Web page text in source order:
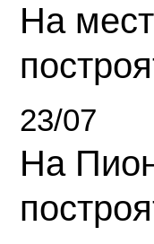
На
23/07
На